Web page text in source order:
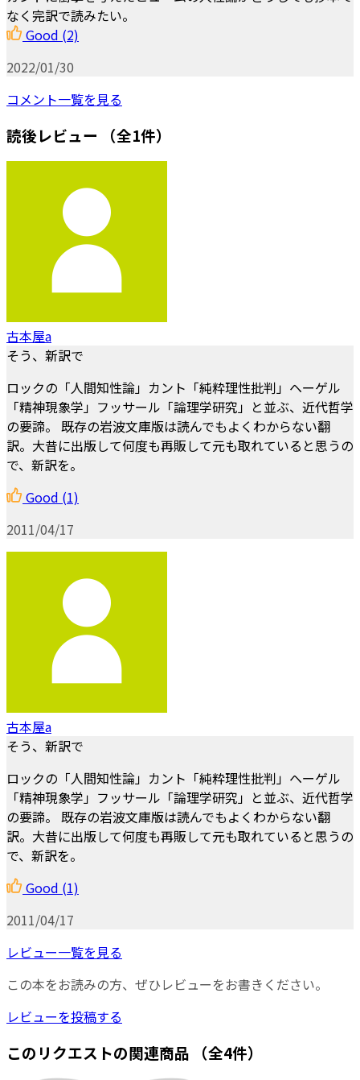
なく完訳で読みたい。
Good (2)
2022/01/30
コメント一覧を見る
読後レビュー （全1件）
古本屋a
そう、新訳で
ロックの「人間知性論」カント「純粋理性批判」ヘーゲル
「精神現象学」フッサール「論理学研究」と並ぶ、近代哲学
の要諦。 既存の岩波文庫版は読んでもよくわからない翻
訳。大昔に出版して何度も再販して元も取れていると思うの
で、新訳を。
Good (1)
2011/04/17
古本屋a
そう、新訳で
ロックの「人間知性論」カント「純粋理性批判」ヘーゲル
「精神現象学」フッサール「論理学研究」と並ぶ、近代哲学
の要諦。 既存の岩波文庫版は読んでもよくわからない翻
訳。大昔に出版して何度も再販して元も取れていると思うの
で、新訳を。
Good (1)
2011/04/17
レビュー一覧を見る
この本をお読みの方、ぜひレビューをお書きください。
レビューを投稿する
このリクエストの関連商品 （全4件）